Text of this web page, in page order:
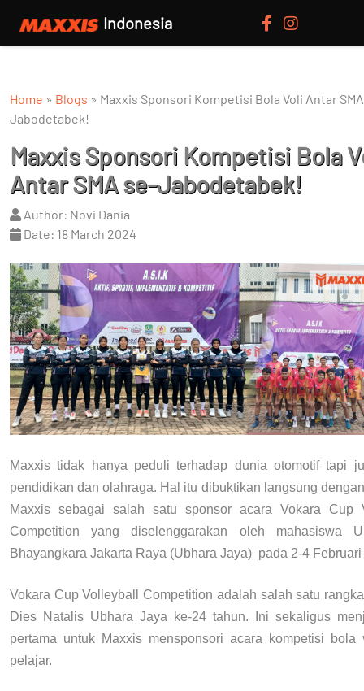
Indonesia
Home » Blogs » Maxxis Sponsori Kompetisi Bola Voli Antar
Jabodetabek!
Maxxis Sponsori Kompetisi Bola
Antar SMA se-Jabodetabek!
Author: Novi Dania
Date: 18 March 2024
Maxxis tidak hanya peduli terhadap dunia otomotif tapi
pendidikan dan olahraga. Hal itu dibuktikan langsung
Maxxis sebagai salah satu sponsor acara Vokara Cup
Competition yang diselenggarakan oleh mahasiswa
Bhayangkara Jakarta Raya (Ubhara Jaya) pada 2-4 Februari
Vokara Cup Volleyball Competition adalah salah satu
Dies Natalis Ubhara Jaya ke-24 tahun. Ini sekaligus
pertama untuk Maxxis mensponsori acara kompetisi bola
pelajar.